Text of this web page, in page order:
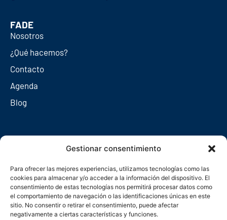
Gestionar consentimiento
Para ofrecer las mejores experiencias, utilizamos tecnologías como las
cookies para almacenar y/o acceder a la información del dispositivo. El
consentimiento de estas tecnologías nos permitirá procesar datos como
el comportamiento de navegación o las identificaciones únicas en este
sitio. No consentir o retirar el consentimiento, puede afectar
negativamente a ciertas características y funciones.
FADE
Nosotros
¿Qué hacemos?
Contacto
Agenda
Blog
Redes sociales